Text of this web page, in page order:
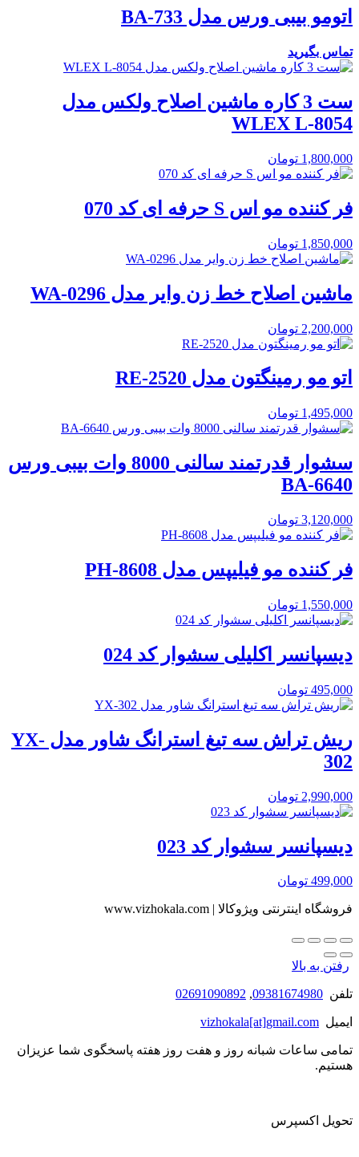
اتومو بیبی ورس مدل BA-733
تماس بگیرید
ست 3 کاره ماشین اصلاح ولکس مدل
WLEX L-8054
1,800,000 تومان
فر کننده مو اس S حرفه ای کد 070
1,850,000 تومان
ماشین اصلاح خط زن وایر مدل WA-0296
2,200,000 تومان
اتو مو رمینگتون مدل RE-2520
1,495,000 تومان
سشوار قدرتمند سالنی 8000 وات بیبی ورس
BA-6640
3,120,000 تومان
فر کننده مو فیلیپس مدل PH-8608
1,550,000 تومان
دیسپانسر اکلیلی سشوار کد 024
495,000 تومان
ریش تراش سه تیغ استرانگ شاور مدل YX-
302
2,990,000 تومان
دیسپانسر سشوار کد 023
499,000 تومان
فروشگاه اینترنتی ویژوکالا | www.vizhokala.com
رفتن به بالا
تلفن 09381674980
,
02691090892
ایمیل vizhokala[at]gmail.com
تمامی ساعات شبانه روز و هفت روز هفته پاسخگوی شما عزیزان
هستیم.
تحویل اکسپرس